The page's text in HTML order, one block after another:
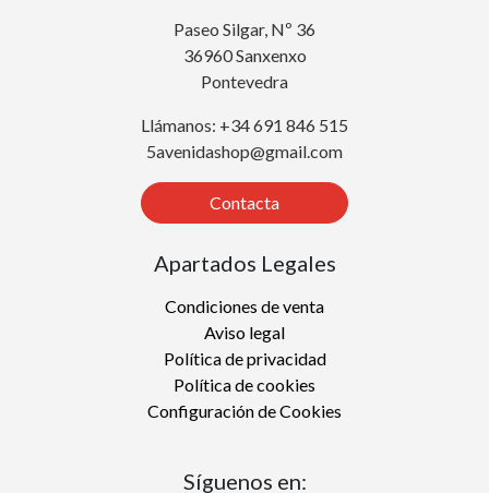
Paseo Silgar, Nº 36
36960 Sanxenxo
Pontevedra
Llámanos: +34 691 846 515
5avenidashop@gmail.com
Contacta
Apartados Legales
Condiciones de venta
Aviso legal
Política de privacidad
Política de cookies
Configuración de Cookies
Síguenos en: